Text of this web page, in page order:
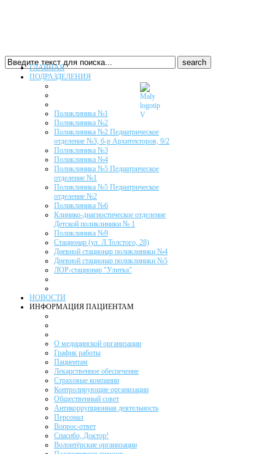
ГЛАВНАЯ
ПОДРАЗДЕЛЕНИЯ
Поликлиника №1
Поликлиника №2
Поликлиника №2 Педиатрическое
отделение №3, б-р Архитекторов, 9/2
Поликлиника №3
Поликлиника №4
Поликлиника №5 Педиатрическое
отделение №1
Поликлиника №5 Педиатрическое
отделение №2
Поликлиника №6
Клинико-диагностическое отделение
Детской поликлиники № 1
Поликлиника №9
Стационар (ул. Л.Толстого, 28)
Дневной стационар поликлиники №4
Дневной стационар поликлиники №5
ЛОР-стационар "Улитка"
НОВОСТИ
ИНФОРМАЦИЯ ПАЦИЕНТАМ
О медицинской организации
График работы
Пациентам
Лекарственное обеспечение
Страховые компании
Контролирующие организации
Общественный совет
Антикоррупционная деятельность
Персонал
Вопрос-ответ
Спасибо, Доктор!
Волонтёрские организации